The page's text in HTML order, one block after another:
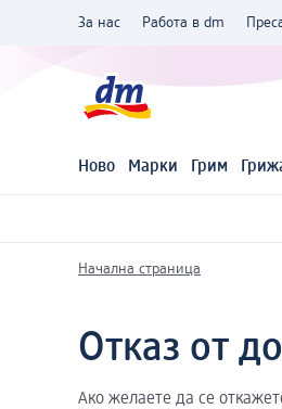
За нас Работа в dm
Ново Марки Грим
Начална страница
Отказ от
Ако желаете да се